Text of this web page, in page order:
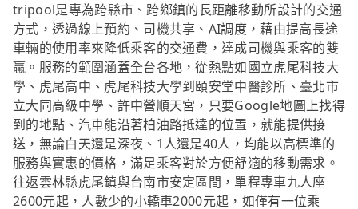
tripool是專為跨縣市、跨鄉鎮的長距離移動所設計的交通
方式，透過線上預約、司機共享、AI調度，藉由提高長途
車輛的使用率來降低乘客的交通費，達成司機與乘客的雙
贏。服務的範圍涵蓋全台各地，從熱點如國立虎尾科技大
學、虎尾高中、虎尾科技大學到頤安堂中醫診所、臺北市
立大同高級中學、許中營順天宮，只要Google地圖上找得
到的地點、汽車能沿著柏油路抵達的位置，就能提供接
送，無論白天還是深夜、1人還是40人，均能以高標準的
服務與實惠的價格，滿足乘客對於方便舒適的移動需求。
往返雲林縣虎尾鎮與台南市安定區間，單程專車九人座
2600元起，人數少的小轎車2000元起，如僅有一位乘